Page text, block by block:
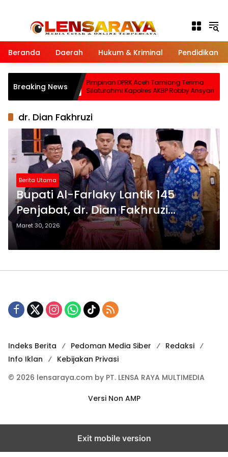
Beranda Daerah Hukum & Kriminal Pendidikan
Breaking News
Dampingi
Babo
Peduli
Pimpinan DPRK Aceh Tamiang Terima
Silaturahmi Kapolres AKBP Robby Ansyari
dr. Dian Fakhruzi
Berita Utama
Bupati Al-Farlaky Lantik 145
Penjabat, dr. Dian Fakhruzi
Sebagai Kepala Bidang
Penunjang Medis RSUD SAAS
Maret 30, 2026
Rahmad Hidayat
Indeks Berita Pedoman Media Siber
Redaksi
Info Iklan
Kebijakan Privasi
© 2026 lensaraya.com by PT. LENSA RAYA MULTIMEDIA
Versi Non AMP
Exit mobile version